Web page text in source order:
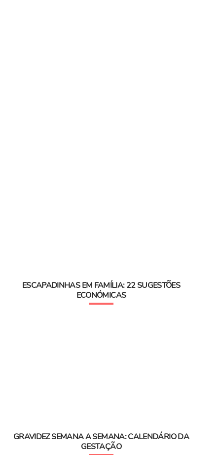
ESCAPADINHAS EM FAMÍLIA: 22 SUGESTÕES
ECONÓMICAS
GRAVIDEZ SEMANA A SEMANA: CALENDÁRIO DA
GESTAÇÃO